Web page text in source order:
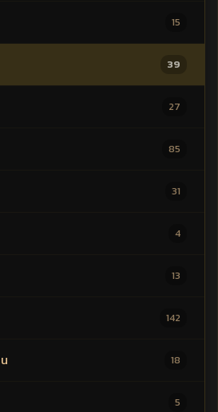
15
39
27
85
31
4
13
142
18
5